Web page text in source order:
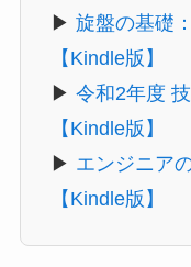
▶ 旋盤の基礎
【Kindle版】
▶ 令和2年度
【Kindle版】
▶ エンジニア
【Kindle版】